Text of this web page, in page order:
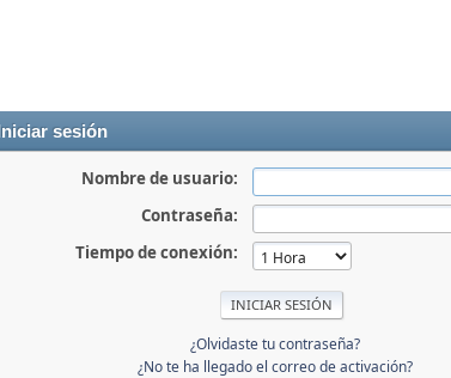
Iniciar sesión
Nombre de usuario:
Contraseña:
Tiempo de conexión:
¿Olvidaste tu contraseña?
¿No te ha llegado el correo de activación?